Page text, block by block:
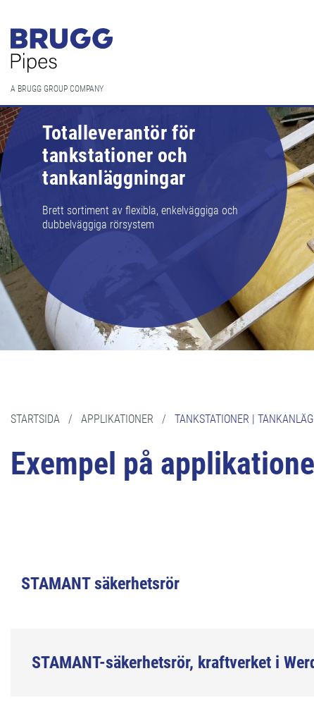
A BRUGG GROUP COMPANY
Totalleverantör för
tankstationer och
tankanläggningar
Brett sortiment av flexibla, enkelväggiga och
dubbelväggiga rörsystem
STARTSIDA / APPLIKATIONER / TANKSTATIONER |
Exempel på
STAMANT säkerhetsrör
STAMANT-säkerhetsrör, kraftverket i